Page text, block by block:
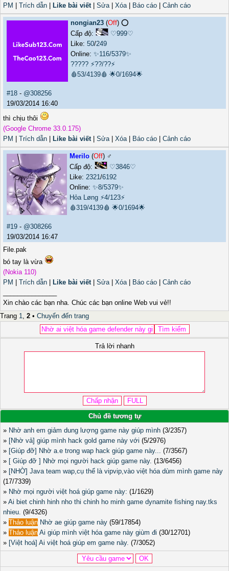
PM
Trích dẫn Like bài viết| Sửa| Xóa| Báo cáo Cảnh cáo
nongian23 (Off) ⭕️
Cấp độ:
♡999♡
Like: 50/249
Online: ✨116/5379✨
????? ⚡??/??⚡
🩸53/4139🩸 🌟0/1694🌟
#18 - @308256
19/03/2014 16:40
thì chịu thôi
(Google Chrome 33.0.175)
PM
Trích dẫn Like bài viết| Sửa| Xóa| Báo cáo Cảnh cáo
Merilo (Off) ♂️
Cấp độ:
♡3846♡
Like:2321/6192
Online:✨8/5379✨
Hỏa Løng ⚡4/123⚡
🩸319/4139🩸 🌟0/1694🌟
#19 - @308266
19/03/2014 16:47
File.pak
bó tay là vừa
(Nokia 110)
PM
Trích dẫn Like bài viết| Sửa| Xóa| Báo cáo
Cảnh cáo
Xin chào các bạn nha. Chúc các bạn online Web vui vẻ!!
Trang 1, 2 • Chuyển đến trang
Trả lời nhanh
Chủ đề tương tự
» Nhờ anh em giảm dung lượng game này giúp mình (3/2357)
» [Nhờ vả] giúp mình hack gold game này với (5/2976)
» [Giúp đỡ] Nhờ a.e trong wap hack giúp game này... (7/3567)
» [ Giúp đỡ ] Nhờ mọi người hack giúp game này. (13/6456)
» [NHỜ] Java team wap,cụ thể là vipvip,vào việt hóa dùm mình game này
(17/7339)
» Nhờ mọi người việt hoá giúp game này: (1/1629)
» Ai biet chinh hinh nho thi chinh ho minh game dynamite fishing nay.tks
nhieu. (9/4326)
» Thảo luận Nhờ ae giúp game này (59/17854)
» Thảo luận Ai giúp mình việt hóa game này giùm đi (30/12701)
» [Việt hoá] Ai việt hoá giúp em game này. (7/3052)